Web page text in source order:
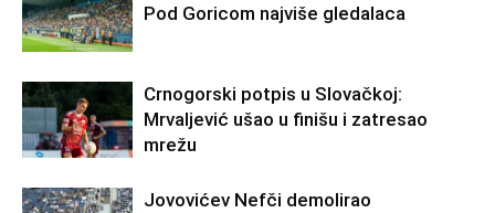
Pod Goricom najviše gledalaca
Crnogorski potpis u Slovačkoj:
Mrvaljević ušao u finišu i zatresao
mrežu
Jovovićev Nefči demolirao